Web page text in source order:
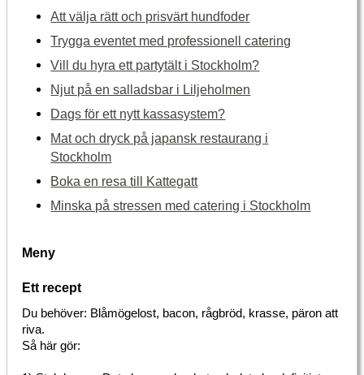
Att välja rätt och prisvärt hundfoder
Trygga eventet med professionell catering
Vill du hyra ett partytält i Stockholm?
Njut på en salladsbar i Liljeholmen
Dags för ett nytt kassasystem?
Mat och dryck på japansk restaurang i
Stockholm
Boka en resa till Kattegatt
Minska på stressen med catering i Stockholm
Meny
Ett recept
Du behöver: Blåmögelost, bacon, rågbröd, krasse, päron att
riva.
Så här gör: